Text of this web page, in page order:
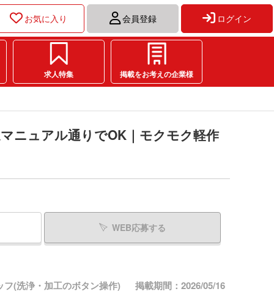
お気に入り 会員登録 ログイン
求人特集 掲載をお考えの企業様
ニュアル通りでOK｜モクモク軽作
WEB応募する
(洗浄・加工のボタン操作) 掲載期間：2026/05/16